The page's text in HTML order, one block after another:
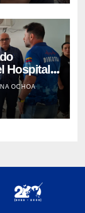
Hospital
Vegas
OCHOA